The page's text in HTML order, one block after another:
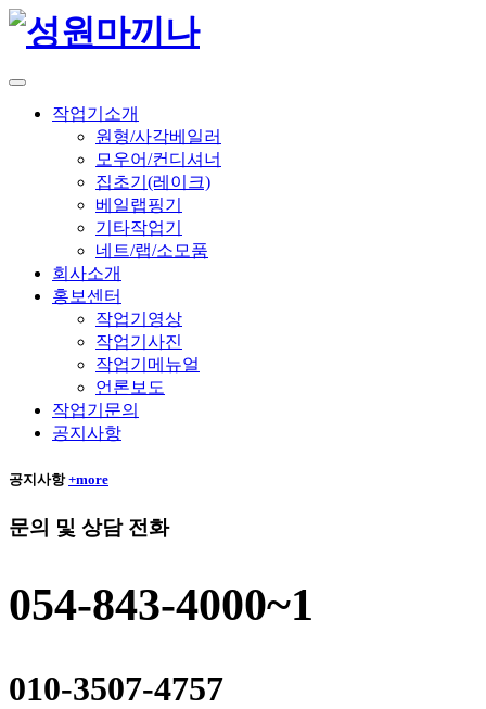
작업기소개
원형/사각베일러
모우어/컨디셔너
집초기(레이크)
베일랩핑기
기타작업기
네트/랩/소모품
회사소개
홍보센터
작업기영상
작업기사진
작업기메뉴얼
언론보도
작업기문의
공지사항
공지사항+more
문의 및 상담 전화
054-843-4000~1
010-3507-4757